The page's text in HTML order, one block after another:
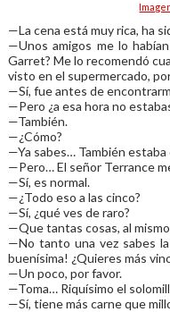
—La cena está muy rica, ha
—Unos amigos me lo
Garret? Me lo recomendó
visto en el supermercado,
—Sí, fue antes de
—Pero ¿a esa hora no
—También.
—¿Cómo?
—Ya sabes… También estaba
—Pero… El señor Terrance
—Sí, es normal.
—¿Todo eso a las cinco?
—Sí, ¿qué ves de raro?
—Que tantas cosas, al
—No tanto una vez sabes
buenísima! ¿Quieres más
—Un poco, por favor.
—Toma… Riquísimo el
—Sí, tiene más carne que